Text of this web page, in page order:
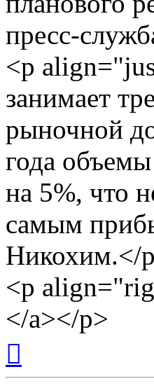
пресс-
<p
занимает
рыночной
года
на 5%, что
самым
Никохим.</
<p
</a></p>
началу